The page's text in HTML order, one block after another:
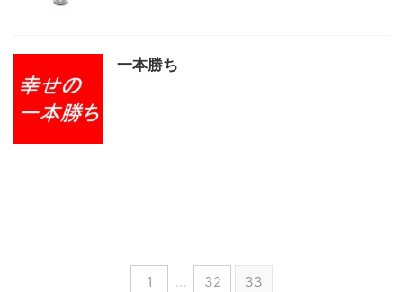
一本勝ち
1 … 32 33